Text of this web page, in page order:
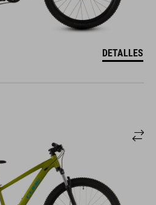
DETALLES